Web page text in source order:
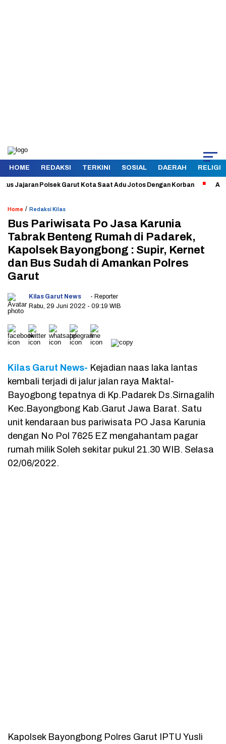
HOME REDAKSI TERKINI SOSIAL DAERAH RELIGI
Polsek Garut Kota Saat Adu Jotos Dengan Korban Aman dan
Home / Redaksi Kilas
Bus Pariwisata Po Jasa Karunia
Tabrak Benteng Rumah di Padarek,
Kapolsek Bayongbong : Supir, Kernet
dan Bus Sudah di Amankan Polres
Garut
Kilas Garut News
- Reporter
Rabu, 29 Juni 2022 - 09:19 WIB
Kilas Garut News- Kejadian naas laka lantas
kembali terjadi di jalur jalan raya Maktal-
Bayogbong tepatnya di Kp.Padarek Ds.Sirnagalih
Kec.Bayongbong Kab.Garut Jawa Barat. Satu
unit kendaraan bus pariwisata PO Jasa Karunia
dengan No Pol 7625 EZ mengahantam pagar
rumah milik Soleh sekitar pukul 21.30 WIB. Selasa
02/06/2022.
Kapolsek Bayongbong Polres Garut IPTU Yusli